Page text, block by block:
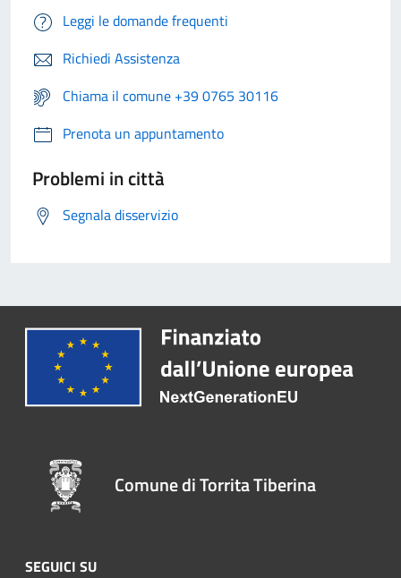
Leggi le domande frequenti
Richiedi Assistenza
Chiama il comune +39 0765 30116
Prenota un appuntamento
Problemi in città
Segnala disservizio
Comune di Torrita Tiberina
SEGUICI SU